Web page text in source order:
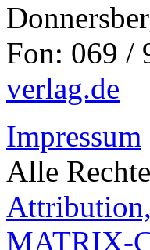
Fon: 069 /
verlag.de
Impressum
Alle
MATRIX-